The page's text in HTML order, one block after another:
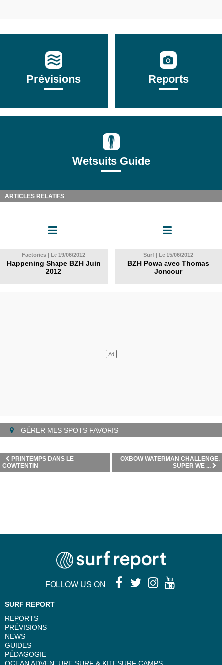
Prévisions Reports
Wetsuits Guide
ARTICLES RELATIFS
Factories | Le 19/06/2012
Happening Shape BZH Juin
2012
Surf | Le 15/06/2012
BZH Powa avec Thomas
Joncour
GÉRER MES SPOTS FAVORIS
OXBOW WATERMAN CHALLENGE.
SUPER WE ...
PRINTEMPS DANS LE
COWTENTIN
FOLLOW US ON
SURF REPORT
REPORTS
PRÉVISIONS
NEWS
GUIDES
PÉDAGOGIE
OCEAN ADVENTURE SURF & KITESURF CAMPS